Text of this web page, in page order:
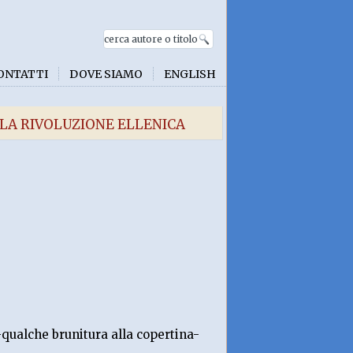
DOVE SIAMO ENGLISH
RIVOLUZIONE ELLENICA
brunitura alla copertina-